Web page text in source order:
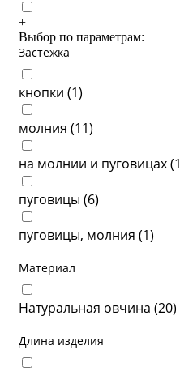
+
Выбор по параметрам:
Застежка
кнопки (1)
молния (11)
на молнии и пуговицах (1
пуговицы (6)
пуговицы, молния (1)
Материал
Натуральная овчина (20)
Длина изделия